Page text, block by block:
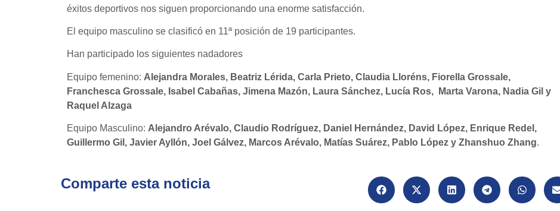
éxitos deportivos nos siguen proporcionando una enorme satisfacción.
El equipo masculino se clasificó en 11ª posición de 19 participantes.
Han participado los siguientes nadadores
Equipo femenino: Alejandra Morales, Beatriz Lérida, Carla Prieto, Claudia Lloréns, Fiorella Grossale,
Franchesca Grossale, Isabel Cabañas, Jimena Mazón, Laura Sánchez, Lucía Ros, Marta Varona, Nadia Gil y
Raquel Alzaga
Equipo Masculino: Alejandro Arévalo, Claudio Rodríguez, Daniel Hernández, David López, Enrique Redel,
Guillermo Gil, Javier Ayllón, Joel Gálvez, Marcos Arévalo, Matías Suárez, Pablo López y Zhanshuo Zhang.
Comparte esta noticia